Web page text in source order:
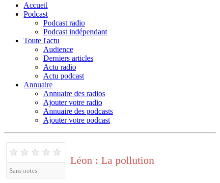
Accueil
Podcast
Podcast radio
Podcast indépendant
Toute l'actu
Audience
Derniers articles
Actu radio
Actu podcast
Annuaire
Annuaire des radios
Ajouter votre radio
Annuaire des podcasts
Ajouter votre podcast
★ ★ ★ ★ ★
Sans notes
Léon : La pollution